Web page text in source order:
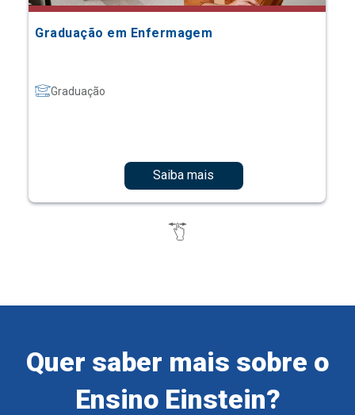
Graduação em Enfermagem
Graduação
Saiba mais
Quer saber mais sobre o
Ensino Einstein?